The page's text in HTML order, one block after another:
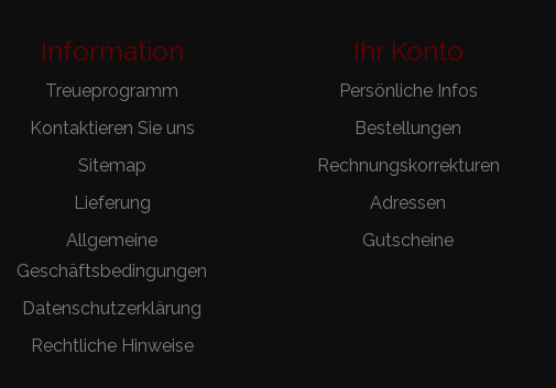
Information
Treueprogramm
Kontaktieren Sie uns
Sitemap
Lieferung
Allgemeine
Geschäftsbedingungen
Datenschutzerklärung
Rechtliche Hinweise
Ihr Konto
Persönliche Infos
Bestellungen
Rechnungskorrekturen
Adressen
Gutscheine